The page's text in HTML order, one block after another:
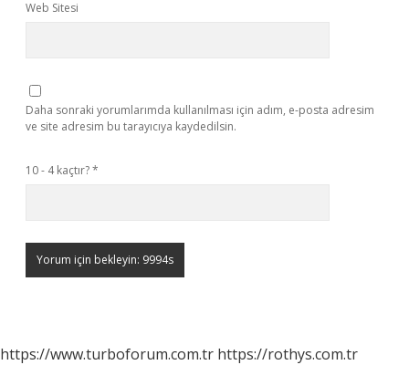
Web Sitesi
Daha sonraki yorumlarımda kullanılması için adım, e-posta adresim
ve site adresim bu tarayıcıya kaydedilsin.
10 - 4 kaçtır?*
https://www.turboforum.com.tr https://rothys.com.tr